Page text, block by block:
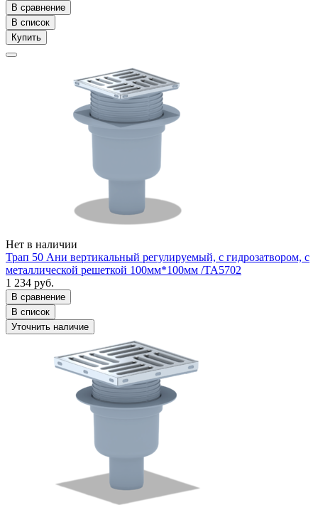
В сравнение
В список
Купить
Нет в наличии
Трап 50 Ани вертикальный регулируемый, с гидрозатвором, с
металлической решеткой 100мм*100мм /ТА5702
1 234 руб.
В сравнение
В список
Уточнить наличие